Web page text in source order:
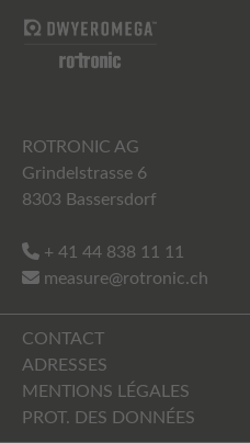
ROTRONIC AG
Grindelstrasse 6
8303 Bassersdorf
+ 41 44 838 11 11
measure@rotronic.ch
CONTACT
ADRESSES
MENTIONS LÉGALES
PROT. DES DONNÉES